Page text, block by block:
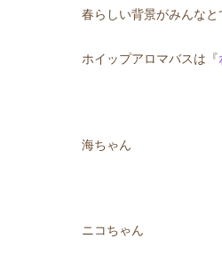
春らしい背景がみんな
ホイップアロマバスは『
海ちゃん
ニコちゃん